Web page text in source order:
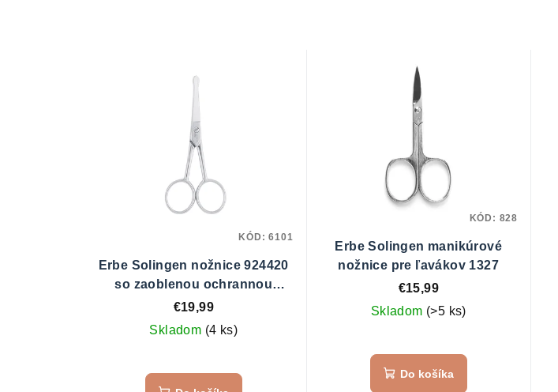
Erbe Solingen nožnice 924420
so zaoblenou ochrannou
špičkou
€19,99
Skladom (4 ks)
KÓD:6101
Erbe Solingen manikúrové
nožnice pre ľavákov 1327
€15,99
Skladom (>5 ks)
hodnotenie
produktu
Do košíka
KÓD: 828